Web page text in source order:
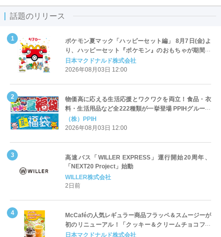
話題のリリース
ポケモン夏マック「ハッピーセット編」 8月7日(金)よ
り、ハッピーセット『ポケモン』のおもちゃが期間限
定登場
日本マクドナルド株式会社
2026年08月03日 12:00
物価高に応える生活応援とワクワクを両立！食品・衣
料・生活用品など全222種類が一挙登場 PPIHグループ
「夏福袋」＆セール 8月6日(木)より順次スタート
（株）PPIH
2026年08月03日 12:00
高速バス「WILLER EXPRESS」運行開始20周年、
「NEXT20 Project」始動
WILLER株式会社
2日前
McCaféの人気レギュラー商品フラッペ＆スムージーが
初のリニューアル！「クッキー＆クリームチョコフラ
ッペ」「マンゴースムージー」8月5日（水）から販売
日本マクドナルド株式会社